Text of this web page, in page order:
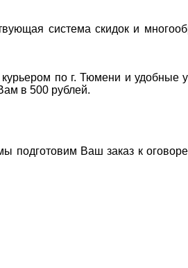
система скидок и
по г. Тюмени и удобные
в 500 рублей.
подготовим Ваш заказ к